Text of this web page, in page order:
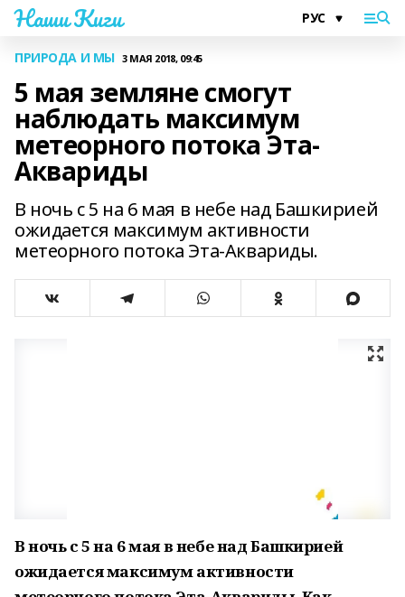
Наши Киги
ПРИРОДА И МЫ 3 МАЯ 2018, 09:45
5 мая земляне смогут
наблюдать максимум
метеорного потока Эта-
Аквариды
В ночь с 5 на 6 мая в небе над Башкирией
ожидается максимум активности
метеорного потока Эта-Аквариды.
В ночь с 5 на 6 мая в небе над Башкирией
ожидается максимум активности